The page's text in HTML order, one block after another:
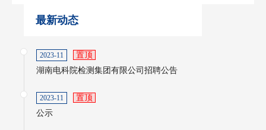
最新动态
2023-11
置顶
湖南电科院检测集团有限公司招聘公告
2023-11
置顶
公示